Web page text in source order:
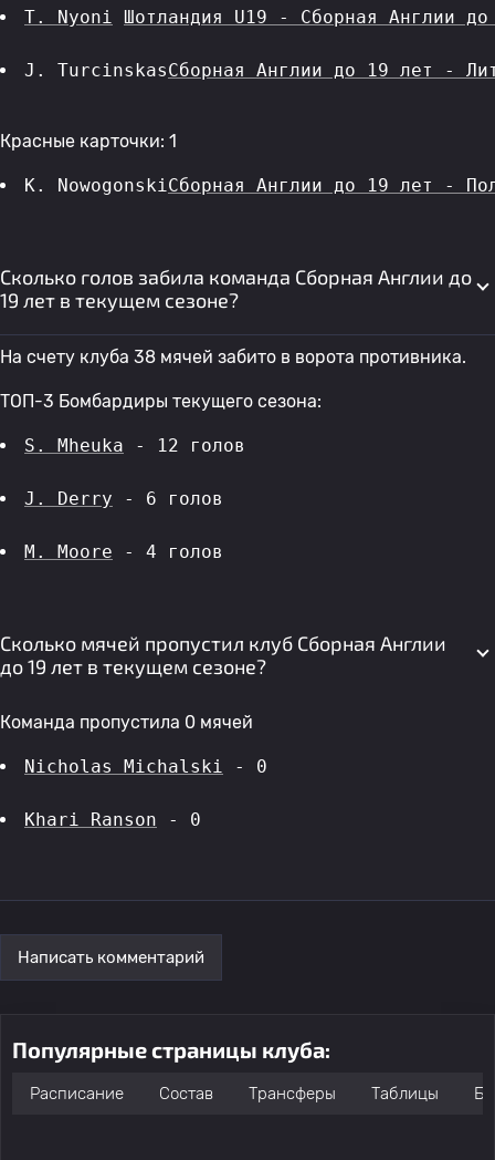
T. Nyoni Шотландия U19 - Сборная Англии
J. TurcinskasСборная Англии до 19 лет -
Красные карточки: 1
K. NowogonskiСборная Англии до 19 лет -
Сколько голов забила команда Сборная Англии до
19 лет в текущем сезоне?
На счету клуба 38 мячей забито в ворота противника.
ТОП-3 Бомбардиры текущего сезона:
S. Mheuka - 12 голов
J. Derry - 6 голов
M. Moore - 4 голов
Сколько мячей пропустил клуб Сборная Англии
до 19 лет в текущем сезоне?
Команда пропустила 0 мячей
Nicholas Michalski - 0
Khari Ranson - 0
Написать комментарий
Популярные страницы клуба:
Расписание Состав Трансферы Таблицы